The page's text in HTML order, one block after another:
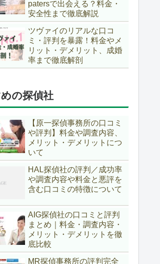
patersで出会える？料金・
安全性まで徹底解説
ツヴァイのリアルな口コ
ミ・評判を暴露！料金やメ
リット・デメリット、成婚
率まで徹底解剖
の探偵社
【原一探偵事務所の口コミ
や評判】料金や調査内容、
メリット・デメリットにつ
いて
HAL探偵社の評判／成功率
や調査内容や料金と悪評を
含む口コミの特徴について
AIG探偵社の口コミと評判
まとめ｜料金・調査内容・
メリット・デメリットを徹
底比較
MR探偵事務所の評判完全